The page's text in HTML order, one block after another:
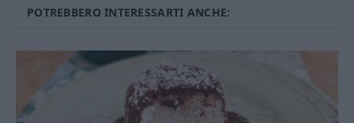
POTREBBERO INTERESSARTI ANCHE: